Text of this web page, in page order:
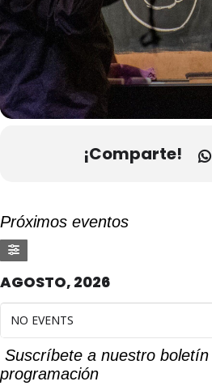
¡Comparte!
Próximos eventos
AGOSTO, 2026
NO EVENTS
Suscríbete a nuestro
programación